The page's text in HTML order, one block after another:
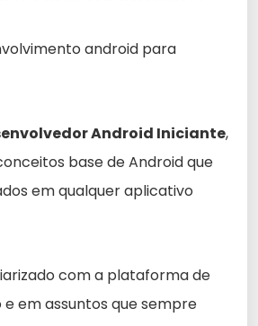
Android Iniciante,
base de Android que
em qualquer aplicativo
com a plataforma de
em assuntos que sempre